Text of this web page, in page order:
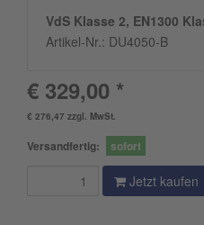
VdS Klasse 2, EN1300
Artikel-Nr.: DU4050-B
€ 329,00 *
€ 276,47 zzgl. MwSt.
Versandfertig: sofort
Jetzt kaufen